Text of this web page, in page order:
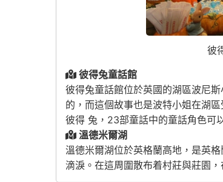
彼
彼得兔童話館
彼得兔童話館位於英國的湖區波尼
的，而這個故事也是波特小姐在湖
彼得 兔，23部童話中的童話角色可
溫德米爾湖
溫德米爾湖位於英格蘭高地，是英
滴淚。在這周圍散布着村莊與莊園